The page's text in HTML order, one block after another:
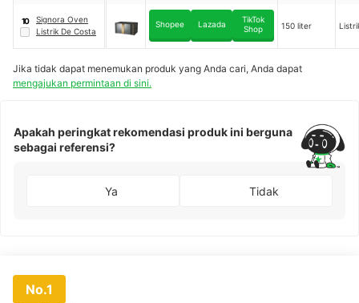
Oven
10
Signora Oven
Listrik De Costa
Shopee Lazada
TikTok
Shop
150 liter
Jika tidak dapat menemukan produk yang Anda cari, Anda dapat
mengajukan permintaan di sini.
Apakah peringkat rekomendasi produk ini berguna
sebagai referensi?
Ya Tidak
No.1